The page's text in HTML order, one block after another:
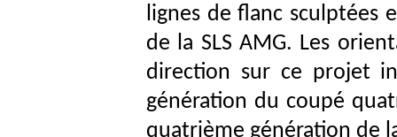
lignes de flanc sculptées
de la SLS AMG. Les
direction sur ce projet
génération du coupé
quatrième génération de